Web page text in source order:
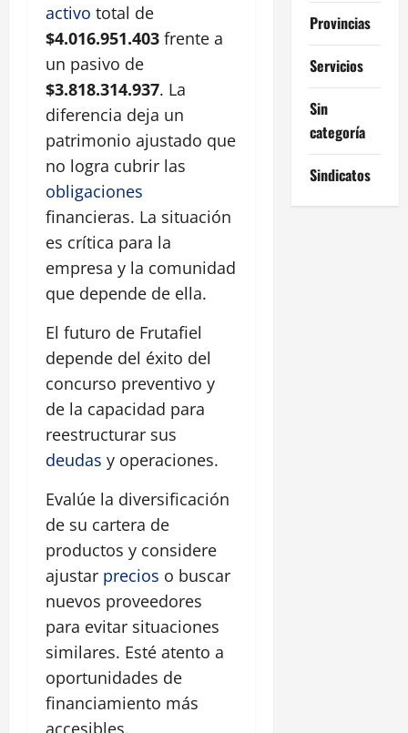
activo total de
$4.016.951.403 frente a
un pasivo de
$3.818.314.937. La
diferencia deja un
patrimonio ajustado que
no logra cubrir las
obligaciones
financieras. La situación
es crítica para la
empresa y la comunidad
que depende de ella.
El futuro de Frutafiel
depende del éxito del
concurso preventivo y
de la capacidad para
reestructurar sus
deudas y operaciones.
Evalúe la diversificación
de su cartera de
productos y considere
ajustar precios o buscar
nuevos proveedores
para evitar situaciones
similares. Esté atento a
oportunidades de
financiamiento más
Provincias
Servicios
Sin
categoría
Sindicatos